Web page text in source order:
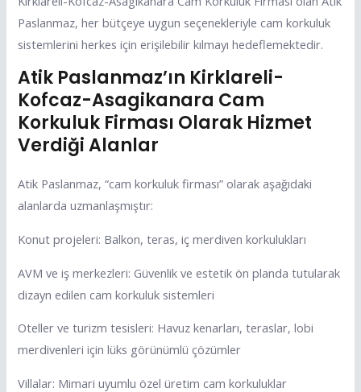
Paslanmaz, her bütçeye uygun seçenekleriyle cam korkuluk
sistemlerini herkes için erişilebilir kılmayı hedeflemektedir.
Atik Paslanmaz’ın Kirklareli-
Kofcaz-Asagikanara Cam
Korkuluk Firması Olarak Hizmet
Verdiği Alanlar
Atik Paslanmaz, “cam korkuluk firması” olarak aşağıdaki
alanlarda uzmanlaşmıştır:
Konut projeleri: Balkon, teras, iç merdiven korkulukları
AVM ve iş merkezleri: Güvenlik ve estetik ön planda tutularak
dizayn edilen cam korkuluk sistemleri
Oteller ve turizm tesisleri: Havuz kenarları, teraslar, lobi
merdivenleri için lüks görünümlü çözümler
Villalar: Mimari uyumlu özel üretim cam korkuluklar